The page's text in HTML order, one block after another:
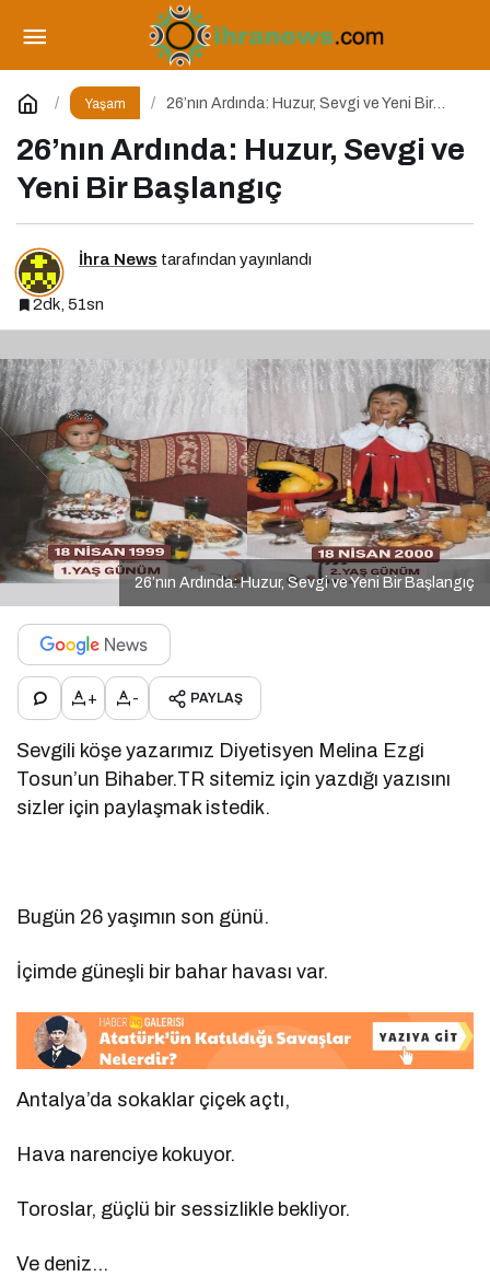
Yaşam
26’nın Ardında: Huzur, Sevgi ve Yeni Bir
26’nın Ardında: Huzur, Sevgi ve
Yeni Bir Başlangıç
İhra News tarafından yayınlandı
2dk, 51sn
26’nın Ardında: Huzur, Sevgi ve Yeni Bir Başlangıç
+ - PAYLAŞ
Sevgili köşe yazarımız Diyetisyen Melina Ezgi
Tosun’un Bihaber.TR sitemiz için yazdığı yazısını
sizler için paylaşmak istedik.
Bugün 26 yaşımın son günü.
İçimde güneşli bir bahar havası var.
Antalya’da sokaklar çiçek açtı,
Hava narenciye kokuyor.
Toroslar, güçlü bir sessizlikle bekliyor.
Ve deniz…
Beyin Sağlığınızı Korumak İçin
Uygulayabileceğiniz 7 Etkili Yöntem
Yorum Yap